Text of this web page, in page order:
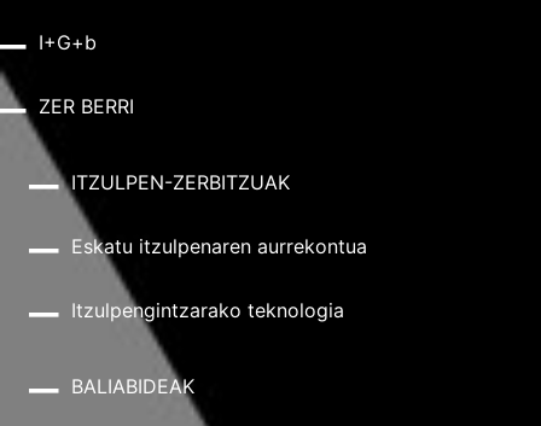
I+G+b
ZER BERRI
ITZULPEN-ZERBITZUAK
Eskatu itzulpenaren aurrekontua
Itzulpengintzarako teknologia
BALIABIDEAK